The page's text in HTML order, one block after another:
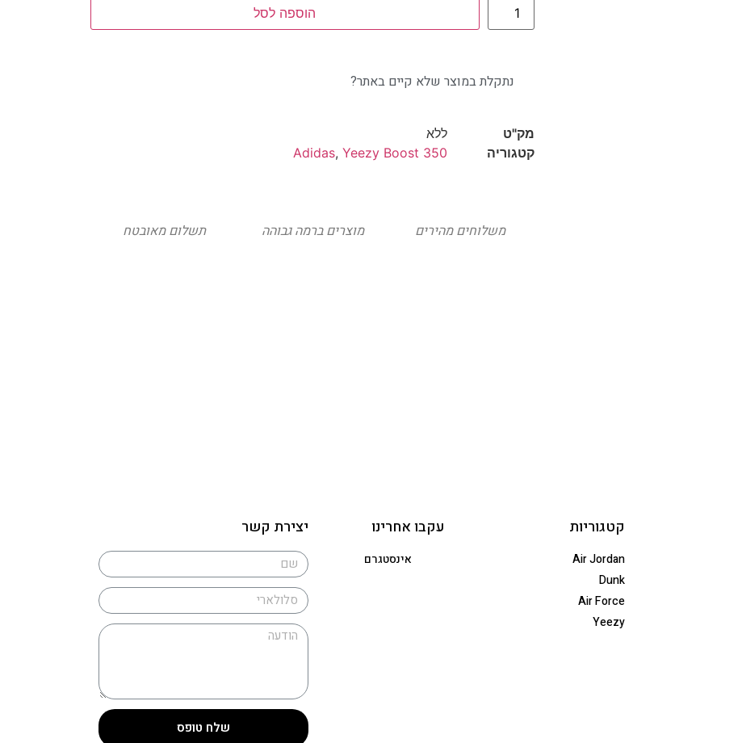
הוספה לסל
נתקלת במוצר שלא קיים באתר?
מק"ט
ללא
קטגוריה
Adidas, Yeezy Boost 350
משלוחים מהירים מוצרים ברמה גבוהה תשלום מאובטח
קטגוריות
Air Jordan
Dunk
Air Force
Yeezy
עקבו אחרינו
אינסטגרם
יצירת קשר
שלח טופס